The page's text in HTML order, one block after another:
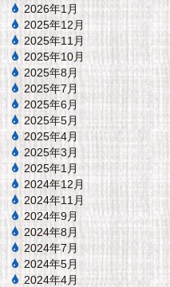
2026年1月
2025年12月
2025年11月
2025年10月
2025年8月
2025年7月
2025年6月
2025年5月
2025年4月
2025年3月
2025年1月
2024年12月
2024年11月
2024年9月
2024年8月
2024年7月
2024年5月
2024年4月